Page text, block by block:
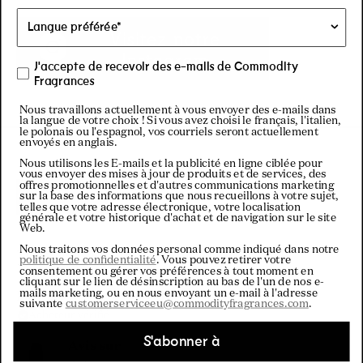
Visitez notre
Instagram
Filtres
Trier
Melbury B.
Chargement...
J'accepte de recevoir des e-mails de Commodity
Fragrances
Nous travaillons actuellement à vous envoyer des e-mails dans
la langue de votre choix ! Si vous avez choisi le français, l'italien,
le polonais ou l'espagnol, vos courriels seront actuellement
envoyés en anglais.
Nous utilisons les E-mails et la publicité en ligne ciblée pour
vous envoyer des mises à jour de produits et de services, des
offres promotionnelles et d'autres communications marketing
sur la base des informations que nous recueillons à votre sujet,
telles que votre adresse électronique, votre localisation
générale et votre historique d'achat et de navigation sur le site
Web.
Nous traitons vos données personal comme indiqué dans notre
politique de confidentialité. Vous pouvez retirer votre
consentement ou gérer vos préférences à tout moment en
cliquant sur le lien de désinscription au bas de l'un de nos e-
mails marketing, ou en nous envoyant un e-mail à l'adresse
suivante customerserviceeu@commodityfragrances.com.
S'abonner à